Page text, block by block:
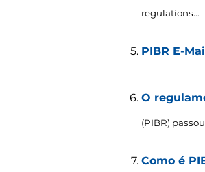
regulations...
PIBR E-
O
(PIBR)
Como é